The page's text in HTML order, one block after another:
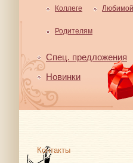
Коллеге Любимой
Родителям
Спец. предложения
Новинки
Контакты